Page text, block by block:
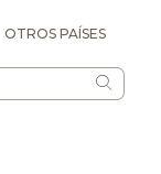
OTROS PAÍSES